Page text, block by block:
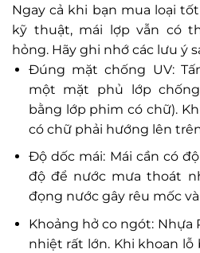
Ngay cả khi bạn mua loại
kỹ thuật, mái lợp vẫn có
hỏng. Hãy ghi nhớ các lưu ý
Đúng mặt chống UV:
một mặt phủ lớp
bằng lớp phim có chữ).
có chữ phải hướng lên
Độ dốc mái: Mái cần có
độ để nước mưa thoát
đọng nước gây rêu mốc
Khoảng hở co ngót: Nhựa
nhiệt rất lớn. Khi khoan lỗ